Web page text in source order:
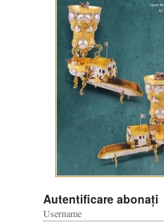
Autentificare abonați
Username